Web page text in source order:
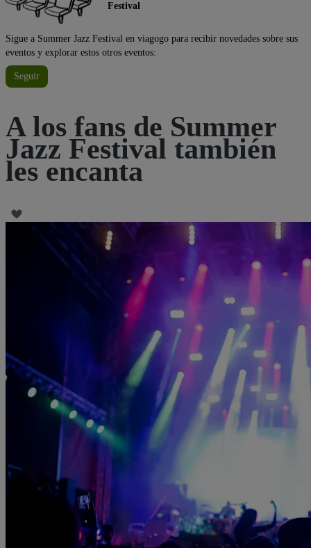
Festival
Sigue a Summer Jazz Festival en viagogo para recibir novedades sobre sus
eventos y explorar estos otros eventos:
Seguir
A los fans de Summer
Jazz Festival también
les encanta